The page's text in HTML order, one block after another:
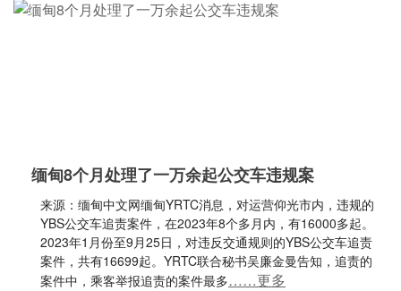
缅甸8个月处理了一万余起公交车违规案
来源：缅甸中文网缅甸YRTC消息，对运营仰光市内，违规的
YBS公交车追责案件，在2023年8个多月内，有16000多起。
2023年1月份至9月25日，对违反交通规则的YBS公交车追责
案件，共有16699起。YRTC联合秘书吴廉金曼告知，追责的
案件中，乘客举报追责的案件最多……更多